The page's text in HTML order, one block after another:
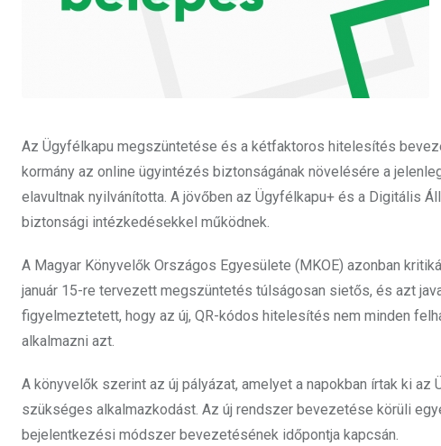
Az Ügyfélkapu megszüntetése és a kétfaktoros hitelesítés
kormány az online ügyintézés biztonságának növelésére a
elavultnak nyilvánította. A jövőben az Ügyfélkapu+ és a Digitális
biztonsági intézkedésekkel működnek.
A Magyar Könyvelők Országos Egyesülete (MKOE) azonban
január 15-re tervezett megszüntetés túlságosan sietős, és azt
figyelmeztetett, hogy az új, QR-kódos hitelesítés nem minden
alkalmazni azt.
A könyvelők szerint az új pályázat, amelyet a napokban írtak ki
szükséges alkalmazkodást. Az új rendszer bevezetése körüli
bejelentkezési módszer bevezetésének időpontja kapcsán.